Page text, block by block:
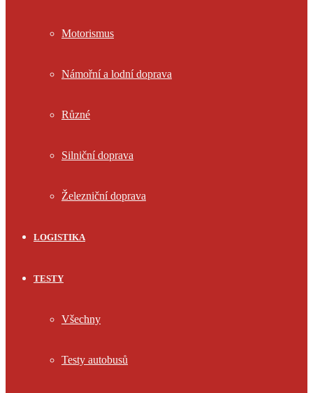
Motorismus
Námořní a lodní doprava
Různé
Silniční doprava
Železniční doprava
LOGISTIKA
TESTY
Všechny
Testy autobusů